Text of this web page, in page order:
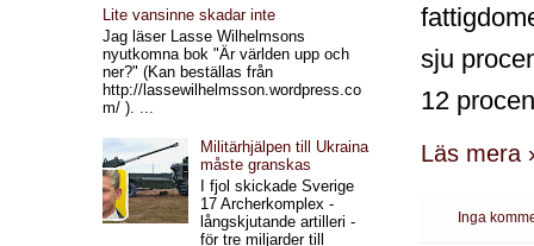
sju
12
Läs mera
Inga
Lite vansinne skadar inte
Jag läser Lasse Wilhelmsons
nyutkomna bok "Är världen upp och
ner?" (Kan beställas från
http://lassewilhelmsson.wordpress.co
m/ ). ...
Militärhjälpen till Ukraina
måste granskas
I fjol skickade Sverige
17 Archerkomplex -
långskjutande artilleri -
för tre miljarder till